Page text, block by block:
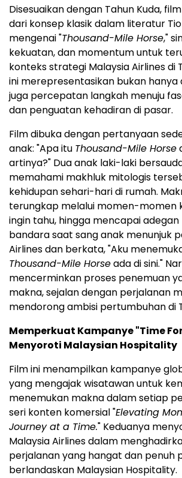
Disesuaikan dengan Tahun Kuda,
dari konsep klasik dalam literatur
mengenai "Thousand-Mile Horse,"
kekuatan, dan momentum untuk
konteks strategi Malaysia Airlines di
ini merepresentasikan bukan hanya
juga percepatan langkah menuju
dan penguatan kehadiran di pasar.
Film dibuka dengan pertanyaan
anak: "Apa itu Thousand-Mile Horse
artinya?" Dua anak laki-laki
memahami makhluk mitologis
kehidupan sehari-hari di rumah.
terungkap melalui momen-momen
ingin tahu, hingga mencapai
bandara saat sang anak menunjuk
Airlines dan berkata, "Aku
Thousand-Mile Horseada di sini."
mencerminkan proses penemuan
makna, sejalan dengan perjalanan
mendorong ambisi pertumbuhan di
Memperkuat Kampanye "Time
Menyoroti Malaysian Hospitality
Film ini menampilkan kampanye
yang mengajak wisatawan untuk
menemukan makna dalam setiap
seri konten komersial "Elevating
Journey at a Time." Keduanya
Malaysia Airlines dalam
perjalanan yang hangat dan penuh
berlandaskan Malaysian Hospitality.